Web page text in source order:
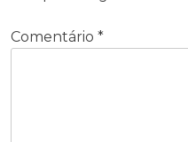
Comentário *